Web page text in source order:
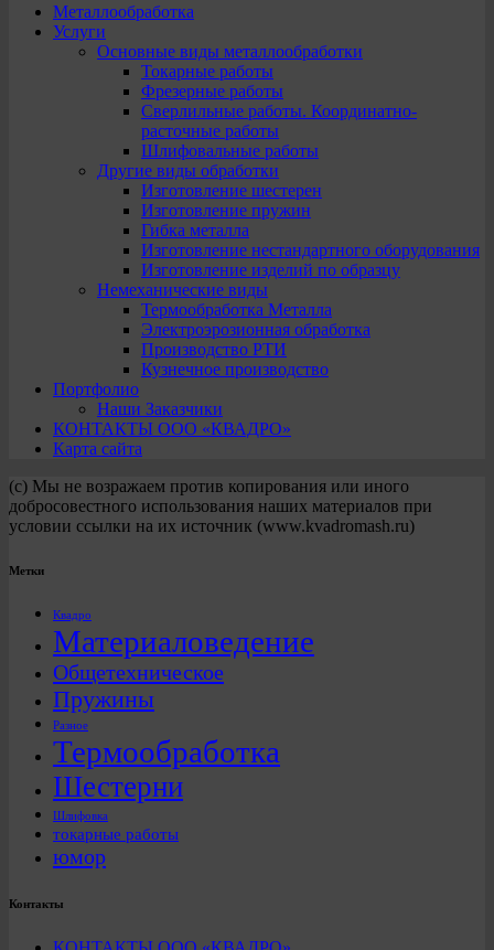
Металлообработка
Услуги
Основные виды металлообработки
Токарные работы
Фрезерные работы
Сверлильные работы. Координатно-
расточные работы
Шлифовальные работы
Другие виды обработки
Изготовление шестерен
Изготовление пружин
Гибка металла
Изготовление нестандартного оборудования
Изготовление изделий по образцу
Немеханические виды
Термообработка Металла
Электроэрозионная обработка
Производство РТИ
Кузнечное производство
Портфолио
Наши Заказчики
КОНТАКТЫ ООО «КВАДРО»
Карта сайта
(с) Мы не возражаем против копирования или иного
добросовестного использования наших материалов при
условии ссылки на их источник (www.kvadromash.ru)
Метки
Квадро
Материаловедение
Общетехническое
Пружины
Разное
Термообработка
Шестерни
Шлифовка
токарные работы
юмор
Контакты